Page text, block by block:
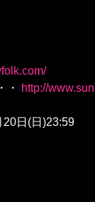
・
http://
20日(日)23:59